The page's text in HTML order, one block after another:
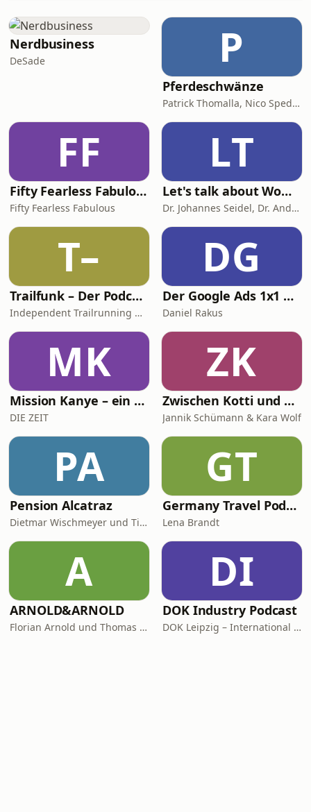
seine ersten automobilen
Erinnerungen in Ostfriesland
zwischen Renault 4 und Ford Taunus,
Nerdbusiness
DeSade P
Pferdeschwänze
Patrick Thomalla, Nico Spedicato
FF
Fifty Fearless Fabulous - der Podcast für Frauen mitten im Leben
Fifty Fearless Fabulous
LT
Let's talk about Woman & Health
Dr. Johannes Seidel, Dr. Andreas Nather, Dr. Agnes Jäger-Lansky, Kolleginnen und Kollegen
T–
Trailfunk – Der Podcast von Alles-laufbar.de
Independent Trailrunning Media
DG
Der Google Ads 1x1 Podcast - Insights & Tipps vom SEA Experten Daniel Rakus
Daniel Rakus
MK
Mission Kanye – ein Stadion für eine Nacht
DIE ZEIT
ZK
Zwischen Kotti und Kapiteln
Jannik Schümann & Kara Wolf
PA
Pension Alcatraz
Dietmar Wischmeyer und Tina Voß
GT
Germany Travel Podcast with Lena Brandt
Lena Brandt
A
ARNOLD&ARNOLD
Florian Arnold und Thomas Arnold
DI
DOK Industry Podcast
DOK Leipzig – International Leipzig Festival for Documentary and Animated Film